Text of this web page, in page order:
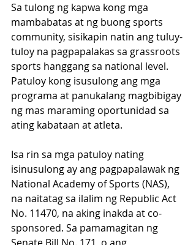
Sa tulong ng kapwa kong mga
mambabatas at ng buong sports
community, sisikapin natin ang tuluy-
tuloy na pagpapalakas sa grassroots
sports hanggang sa national level.
Patuloy kong isusulong ang mga
programa at panukalang magbibigay
ng mas maraming oportunidad sa
ating kabataan at atleta.
Isa rin sa mga patuloy nating
isinusulong ay ang pagpapalawak ng
National Academy of Sports (NAS),
na naitatag sa ilalim ng Republic Act
No. 11470, na aking inakda at co-
sponsored. Sa pamamagitan ng